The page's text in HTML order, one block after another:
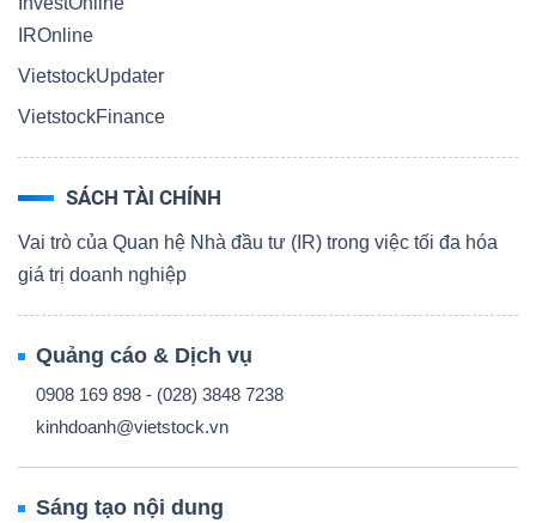
IROnline
VietstockUpdater
VietstockFinance
SÁCH TÀI CHÍNH
Vai trò của Quan hệ Nhà đầu tư (IR) trong việc tối đa hóa
giá trị doanh nghiệp
Quảng cáo & Dịch vụ
0908 169 898 - (028) 3848 7238
kinhdoanh@vietstock.vn
Sáng tạo nội dung
ĐÔNG
DƯƠNG
CÁ
NHÂN
PHÂN
TÍCH
VIETSTOCKFINANCE